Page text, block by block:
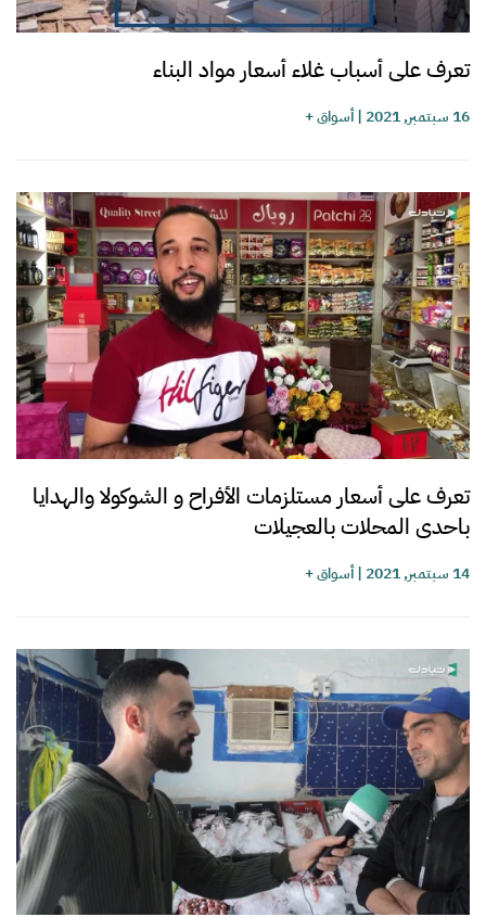
تعرف على أسباب غلاء أسعار مواد البناء
16 سبتمبر, 2021 |أسواق +
تعرف على أسعار مستلزمات الأفراح و الشوكولا والهدايا
باحدى المحلات بالعجيلات
14 سبتمبر, 2021 |أسواق +